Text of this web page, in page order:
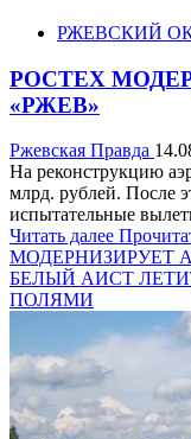
РЖЕВСКИЙ
РОСТЕХ
«РЖЕВ»
Ржевская Правда
На реконструкцию
млрд. рублей. После
испытательные
Читать далее
МОДЕРНИЗИРУЕТ
БЕЛЫЙ АИСТ
ПОЛЯМИ